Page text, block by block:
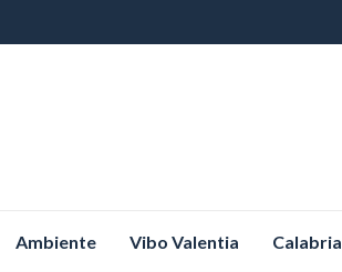
Ambiente Vibo Valentia Calabria